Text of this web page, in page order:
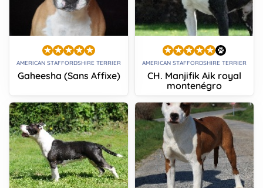
AMERICAN STAFFORDSHIRE TERRIER
Gaheesha (Sans Affixe)
AMERICAN STAFFORDSHIRE TERRIER
CH. Manjifik Aik royal
montenégro